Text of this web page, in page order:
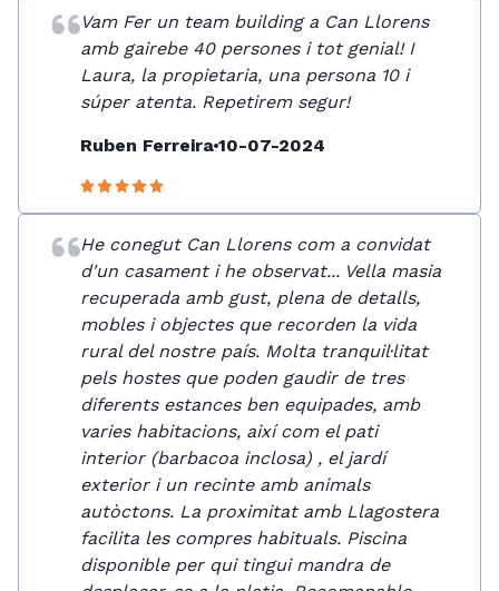
Vam Fer un team building a Can Llorens
amb gairebe 40 persones i tot genial! I
Laura, la propietaria, una persona 10 i
súper atenta. Repetirem segur!
Ruben Ferreira 10-07-2024
He conegut Can Llorens com a convidat
d'un casament i he observat... Vella masia
recuperada amb gust, plena de detalls,
mobles i objectes que recorden la vida
rural del nostre país. Molta tranquil·litat
pels hostes que poden gaudir de tres
diferents estances ben equipades, amb
varies habitacions, així com el pati
interior (barbacoa inclosa) , el jardí
exterior i un recinte amb animals
autòctons. La proximitat amb Llagostera
facilita les compres habituals. Piscina
disponible per qui tingui mandra de